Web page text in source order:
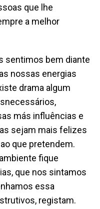
que lhe
a melhor
sentimos bem diante
nossas energias
drama algum
más influências e
sejam mais felizes
que pretendem.
fique
que nos sintamos
essa
registam.